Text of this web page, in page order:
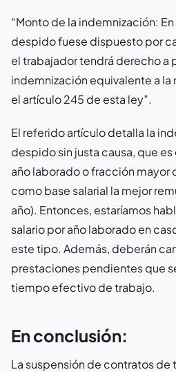
“Monto de la indemnización:
despido fuese dispuesto por
el trabajador tendrá derecho a
indemnización equivalente a
el artículo 245 de esta ley”.
El referido artículo detalla la
despido sin justa causa, que es
año laborado o fracción mayor
como base salarial la mejor
año). Entonces, estaríamos
salario por año laborado en
este tipo. Además, deberán
prestaciones pendientes que
tiempo efectivo de trabajo.
En conclusión:
La suspensión de contratos de